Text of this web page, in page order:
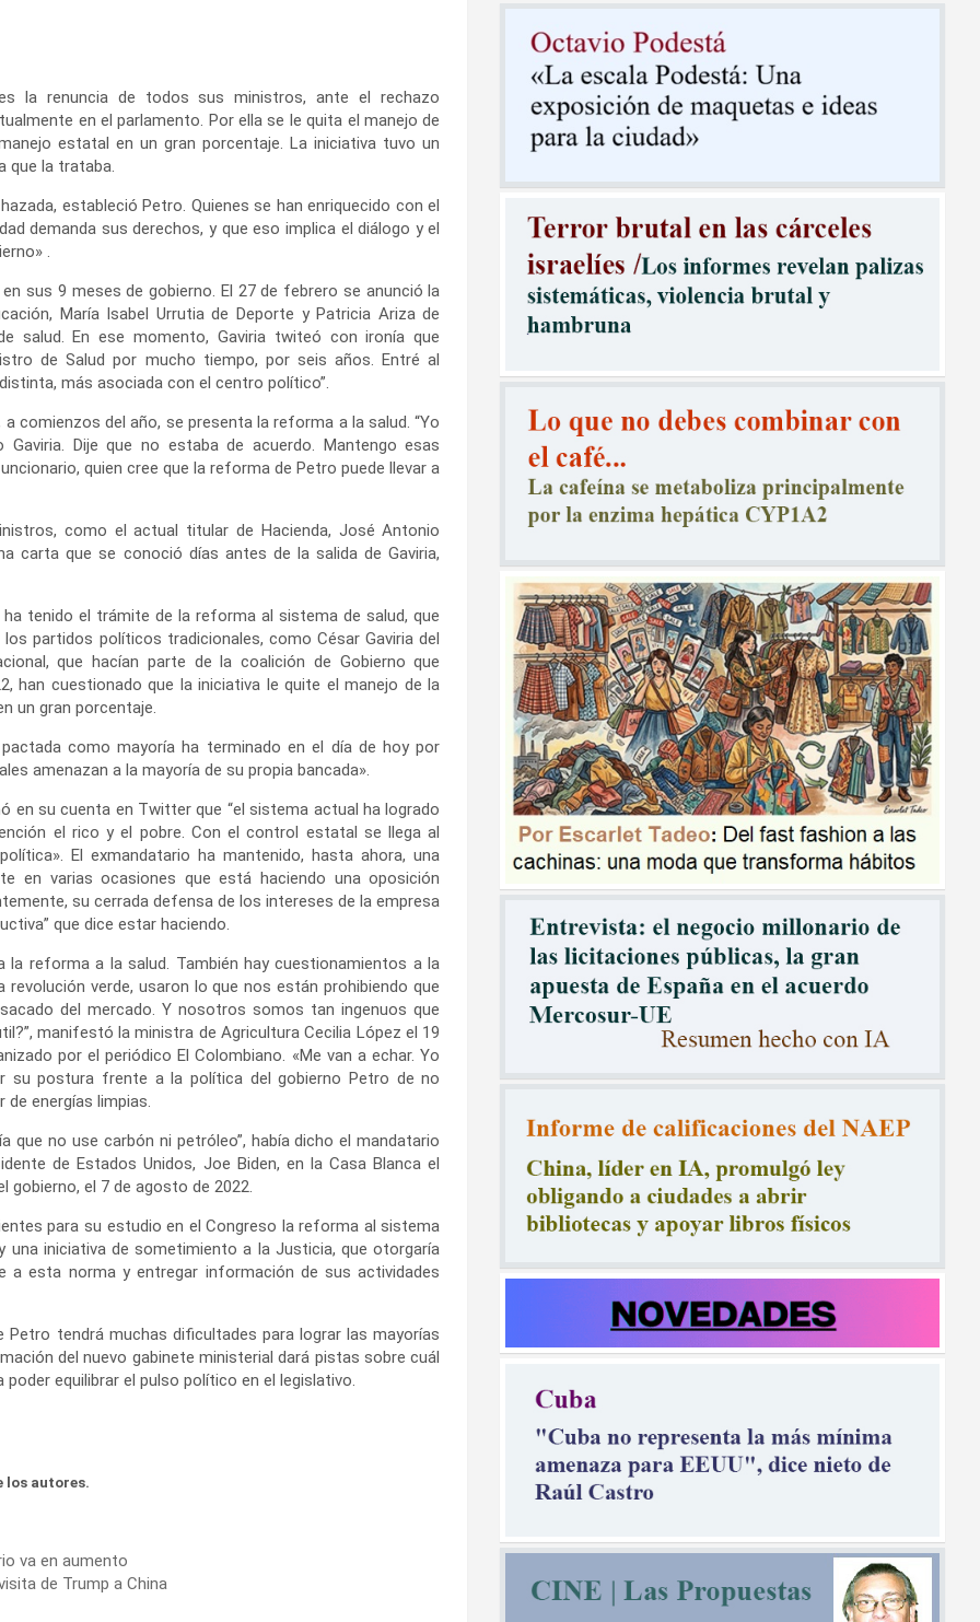
la renuncia de todos sus ministros, ante el rechazo
en el parlamento. Por ella se le quita el manejo de
estatal en un gran porcentaje. La iniciativa tuvo un
que la trataba.
estableció Petro. Quienes se han enriquecido con el
demanda sus derechos, y que eso implica el diálogo y el
.
sus 9 meses de gobierno. El 27 de febrero se anunció la
María Isabel Urrutia de Deporte y Patricia Ariza de
salud. En ese momento, Gaviria twiteó con ironía que
de Salud por mucho tiempo, por seis años. Entré al
más asociada con el centro político”.
comienzos del año, se presenta la reforma a la salud. “Yo
Dije que no estaba de acuerdo. Mantengo esas
quien cree que la reforma de Petro puede llevar a
como el actual titular de Hacienda, José Antonio
carta que se conoció días antes de la salida de Gaviria,
tenido el trámite de la reforma al sistema de salud, que
partidos políticos tradicionales, como César Gaviria del
que hacían parte de la coalición de Gobierno que
han cuestionado que la iniciativa le quite el manejo de la
un gran porcentaje.
como mayoría ha terminado en el día de hoy por
amenazan a la mayoría de su propia bancada».
en su cuenta en Twitter que “el sistema actual ha logrado
el rico y el pobre. Con el control estatal se llega al
El exmandatario ha mantenido, hasta ahora, una
en varias ocasiones que está haciendo una oposición
su cerrada defensa de los intereses de la empresa
que dice estar haciendo.
reforma a la salud. También hay cuestionamientos a la
verde, usaron lo que nos están prohibiendo que
del mercado. Y nosotros somos tan ingenuos que
manifestó la ministra de Agricultura Cecilia López el 19
por el periódico El Colombiano. «Me van a echar. Yo
su postura frente a la política del gobierno Petro de no
energías limpias.
no use carbón ni petróleo”, había dicho el mandatario
de Estados Unidos, Joe Biden, en la Casa Blanca el
gobierno, el 7 de agosto de 2022.
para su estudio en el Congreso la reforma al sistema
iniciativa de sometimiento a la Justicia, que otorgaría
a esta norma y entregar información de sus actividades
tendrá muchas dificultades para lograr las mayorías
del nuevo gabinete ministerial dará pistas sobre cuál
equilibrar el pulso político en el legislativo.
los autores.
va en aumento
de Trump a China